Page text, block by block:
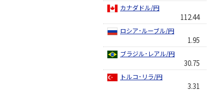
カナダドル/円
112.44
ロシア･ルーブル/円
1.95
ブラジル･レアル/円
30.75
トルコ･リラ/円
3.31